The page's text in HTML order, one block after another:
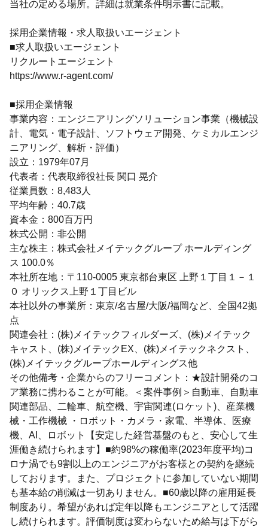
当社の定める場所。詳細は就業条件明示書に記載。
採用企業情報・求人取扱いエージェント
■求人取扱いエージェント
リクルートエージェント
https://www.r-agent.com/
■採用企業情報
事業内容：エンジニアリングソリューション事業（機械設
計、電気・電子設計、ソフトウェア開発、ケミカルエンジ
ニアリング、解析・評価）
設立：1979年07月
代表者：代表取締役社長 関口 晃介
従業員数：8,483人
平均年齢：40.7歳
資本金：800百万円
株式公開：非公開
主な株主：株式会社メイテックグループ ホールディング
ス 100.0％
本社所在地：〒110-0005 東京都台東区 上野１丁目１－１
０ オリックス上野１丁目ビル
本社以外の事業所：東京/名古屋/大阪/福岡など、全国42拠
点
関連会社：(株)メイテックフィルダーズ、(株)メイテック
キャスト、(株)メイテックEX、(株)メイテックネクスト、
(株)メイテックグループホールディングス他
その他備考・企業からのフリーコメント：★設計開発のコ
ア業務に携わることが可能。＜案件事例＞自動車、自動車
関連部品、二輪車、航空機、宇宙関連(ロケット)、産業機
械・工作機械 ・ロボット・カメラ・家電、半導体、医療
機、AI、ロボット【安定した経営基盤のもと、安心して生
涯働き続けられます】■約98%の稼働率(2023年度平均)コ
ロナ渦でも9割以上のエンジニアがお客様との契約を継続
しております。また、プロジェクトに参加していない期間
も基本給の削減は一切ありません。■60歳以降の雇用延長
制度あり。希望があれば定年以降もエンジニアとして活躍
し続けられます。評価制度は変わらないため給与は下がら